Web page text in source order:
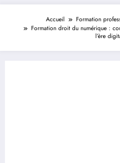
Accueil
Formation
Formation droit du numérique :
l’ère